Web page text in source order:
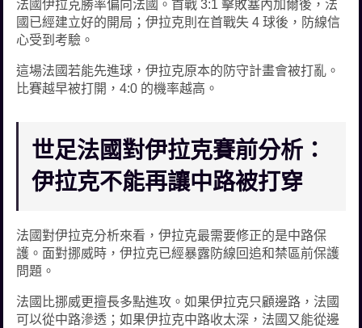
法國伊拉克勝率偏向法國。首戰 3:1 擊敗塞內加爾後，法
國已經建立好的開局；伊拉克則在首戰失 4 球後，防線信
心受到考驗。
這場法國若能先進球，伊拉克原本的防守計畫會被打亂。
比賽越早被打開，4:0 的機率越高。
世足法國對伊拉克賽前分析：
伊拉克不能再讓中路被打穿
法國對伊拉克分析來看，伊拉克最需要修正的是中路保
護。面對挪威時，伊拉克已經暴露防線回追和禁區前保護
問題。
法國比挪威更擅長多點進攻。如果伊拉克只顧邊路，法國
可以從中路滲透；如果伊拉克中路收太深，法國又能從邊